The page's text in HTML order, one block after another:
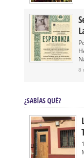
8
¿SABÍAS QUÉ?